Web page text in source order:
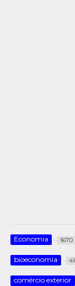
Economia 1670
bioeconomia 41
comércio exterior